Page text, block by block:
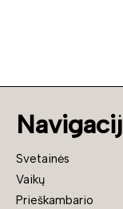
Svetainės
Vaikų
Prieškambario